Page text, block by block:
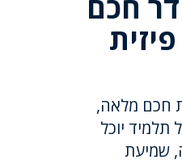
חכם מלאה,
יוכל
שמיעת